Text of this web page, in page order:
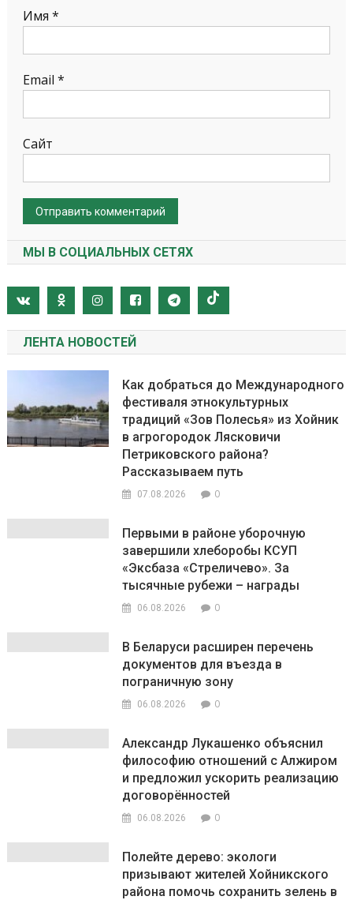
Имя *
Email *
Сайт
МЫ В СОЦИАЛЬНЫХ СЕТЯХ
ЛЕНТА НОВОСТЕЙ
Как добраться до Международного
фестиваля этнокультурных
традиций «Зов Полесья» из Хойник
в агрогородок Лясковичи
Петриковского района?
Рассказываем путь
07.08.2026 0
Первыми в районе уборочную
завершили хлеборобы КСУП
«Эксбаза «Стреличево». За
тысячные рубежи – награды
06.08.2026 0
В Беларуси расширен перечень
документов для въезда в
пограничную зону
06.08.2026 0
Александр Лукашенко объяснил
философию отношений с Алжиром
и предложил ускорить реализацию
договорённостей
06.08.2026 0
Полейте дерево: экологи
призывают жителей Хойникского
района помочь сохранить зелень в